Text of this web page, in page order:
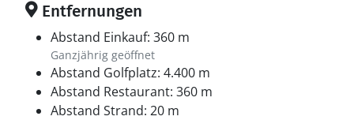
Entfernungen
Abstand Einkauf: 360 m
Ganzjährig geöffnet
Abstand Golfplatz: 4.400 m
Abstand Restaurant: 360 m
Abstand Strand: 20 m